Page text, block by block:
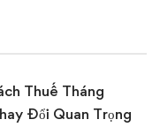
Thuế Tháng
Đổi Quan Trọng